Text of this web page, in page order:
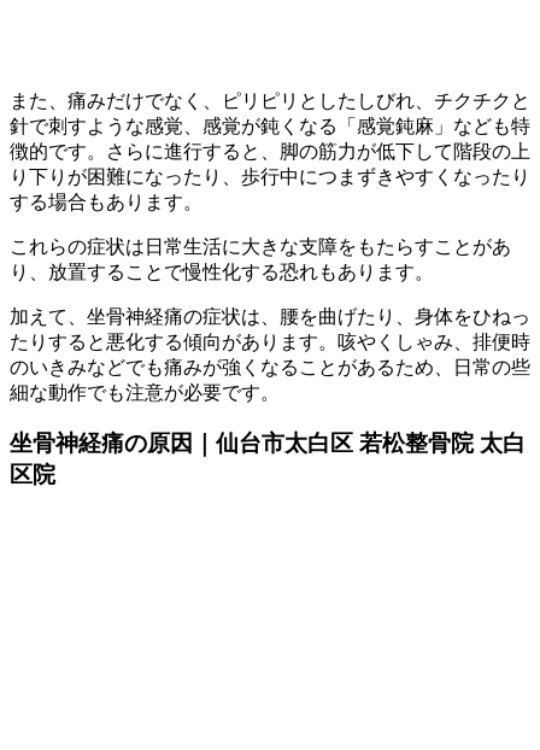
また、痛みだけでなく、ピリピリとしたしびれ、チクチクと
針で刺すような感覚、感覚が鈍くなる「感覚鈍麻」なども特
徴的です。さらに進行すると、脚の筋力が低下して階段の上
り下りが困難になったり、歩行中につまずきやすくなったり
する場合もあります。
これらの症状は日常生活に大きな支障をもたらすことがあ
り、放置することで慢性化する恐れもあります。
加えて、坐骨神経痛の症状は、腰を曲げたり、身体をひねっ
たりすると悪化する傾向があります。咳やくしゃみ、排便時
のいきみなどでも痛みが強くなることがあるため、日常の些
細な動作でも注意が必要です。
坐骨神経痛の原因｜仙台市太白区 若松整骨院 太白
区院